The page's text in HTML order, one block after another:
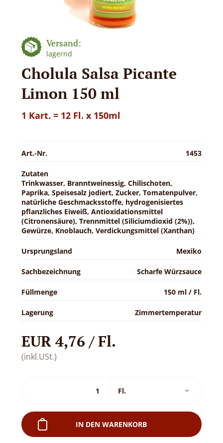
Versand:
lagernd
Cholula Salsa Picante
Limon 150 ml
1 Kart. = 12 Fl. x 150ml
Art.-Nr. 1453
Zutaten
Trinkwasser, Branntweinessig, Chilischoten,
Paprika, Speisesalz jodiert, Zucker, Tomatenpulver,
natürliche Geschmacksstoffe, hydrogenisiertes
pflanzliches Eiweiß, Antioxidationsmittel
(Citronensäure), Trennmittel (Siliciumdioxid (2%)),
Gewürze, Knoblauch, Verdickungsmittel (Xanthan)
Ursprungsland Mexiko
Sachbezeichnung Scharfe Würzsauce
Füllmenge 150 ml / Fl.
Lagerung Zimmertemperatur
EUR 4,76 / Fl.
(inkl.USt.)
IN DEN WARENKORB